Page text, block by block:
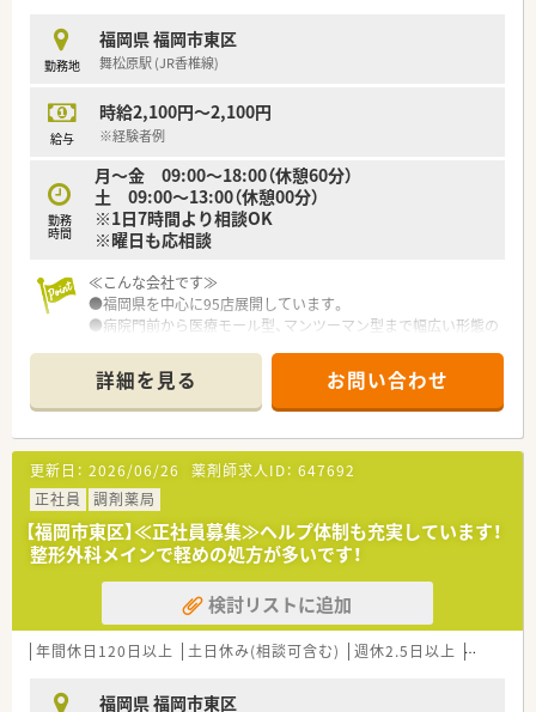
勤務地
福岡県 福岡市東区
舞松原駅 (JR香椎線)
給与
時給2,100円～2,100円
※経験者例
勤務
時間
月～金 09:00～18:00（休憩60分）
土 09:00～13:00（休憩00分）
※1日7時間より相談OK
※曜日も応相談
≪こんな会社です≫
●福岡県を中心に95店展開しています。
●病院門前から医療モール型、マンツーマン型まで幅広い形態の
また全店舗でOTCの取り扱いがあるため、調剤だけではなくOTC
も経験できる環境です。
●週20時間以上の勤務で社内保険に加入できますので、家庭と
両立しながら勤務できます。
●全店舗に「監査レンジ」をおいており安心して効率的に仕事が
できます。
●調剤店も全店舗でOTCの取り扱いがあるため、調剤だけではな
くOTCも経験できる環境です。
詳細を見る お問い合わせ
更新日： 2026/06/26 薬剤師求人ID： 647692
正社員
調剤薬局
【福岡市東区】≪正社員募集≫ヘルプ体制も充実しています！
整形外科メインで軽めの処方が多いです！
検討リストに追加
年間休日120日以上 土日休み(相談可含む) 週休2.5日以上 週32h以
福岡県 福岡市東区